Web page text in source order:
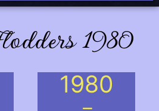
1980
1980